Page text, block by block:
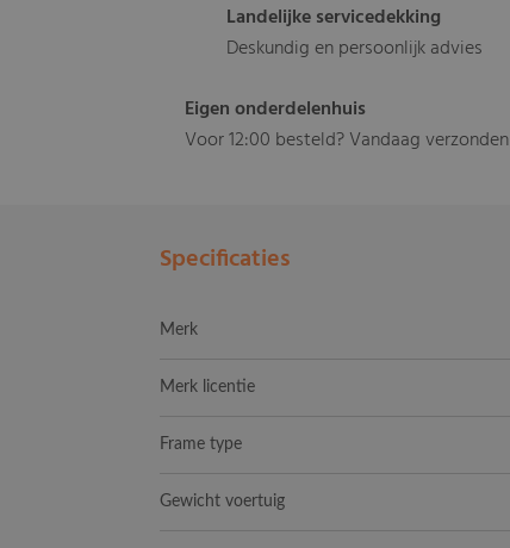
Landelijke servicedekking
Deskundig en persoonlijk advies
Eigen onderdelenhuis
Voor 12:00 besteld? Vandaag verzonden
Specificaties
Merk
Merk licentie
Frame type
Gewicht voertuig